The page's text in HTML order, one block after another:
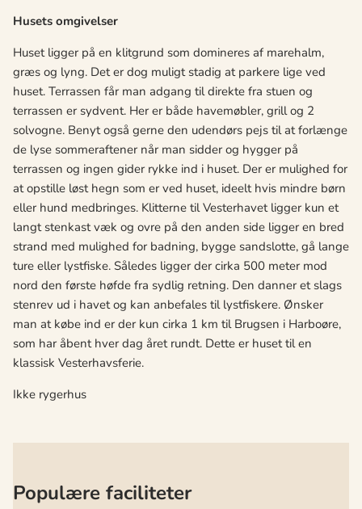
Husets omgivelser
Huset ligger på en klitgrund som domineres af marehalm,
græs og lyng. Det er dog muligt stadig at parkere lige ved
huset. Terrassen får man adgang til direkte fra stuen og
terrassen er sydvent. Her er både havemøbler, grill og 2
solvogne. Benyt også gerne den udendørs pejs til at forlænge
de lyse sommeraftener når man sidder og hygger på
terrassen og ingen gider rykke ind i huset. Der er mulighed for
at opstille løst hegn som er ved huset, ideelt hvis mindre børn
eller hund medbringes. Klitterne til Vesterhavet ligger kun et
langt stenkast væk og ovre på den anden side ligger en bred
strand med mulighed for badning, bygge sandslotte, gå lange
ture eller lystfiske. Således ligger der cirka 500 meter mod
nord den første høfde fra sydlig retning. Den danner et slags
stenrev ud i havet og kan anbefales til lystfiskere. Ønsker
man at købe ind er der kun cirka 1 km til Brugsen i Harboøre,
som har åbent hver dag året rundt. Dette er huset til en
klassisk Vesterhavsferie.
Ikke rygerhus
Populære faciliteter